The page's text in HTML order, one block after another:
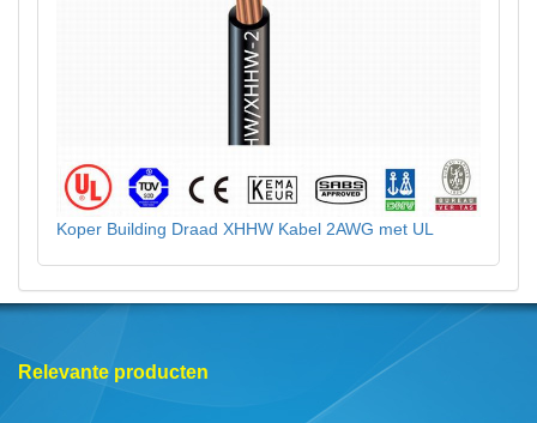
Koper Building Draad XHHW Kabel 2AWG met UL
Relevante producten